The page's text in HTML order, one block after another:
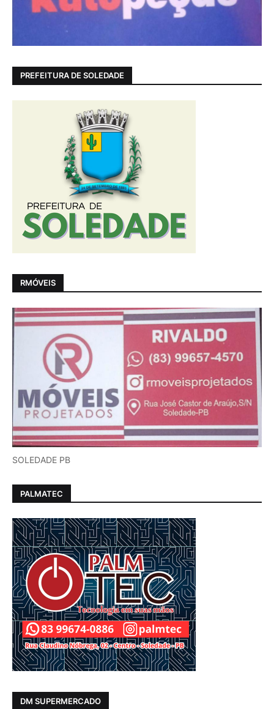
PREFEITURA DE SOLEDADE
RMÓVEIS
SOLEDADE PB
PALMATEC
DM SUPERMERCADO